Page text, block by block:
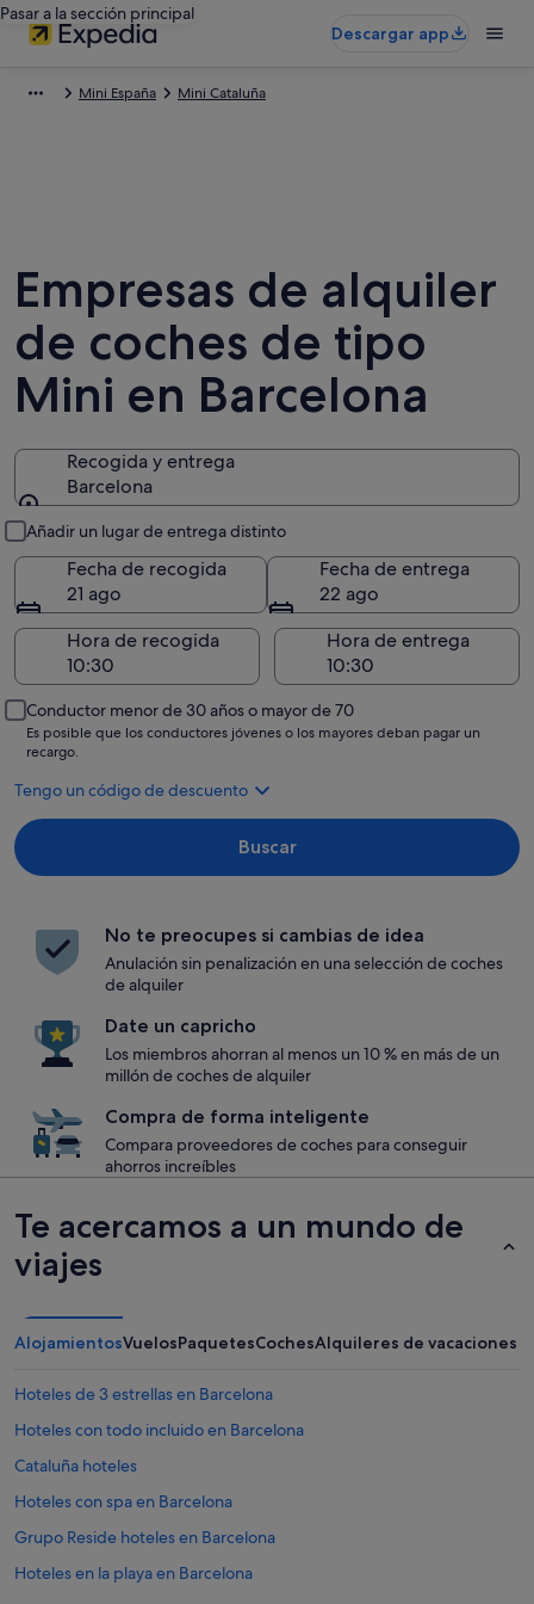
Pasar a la sección principal
Descargar app
Mini España Mini Cataluña
Empresas de alquiler
de coches de tipo
Mini en Barcelona
Recogida y entrega
Barcelona
Añadir un lugar de entrega distinto
Fecha de recogida
21 ago
Fecha de entrega
22 ago
Hora de recogida
Hora de entrega
Conductor menor de 30 años o mayor de 70
Es posible que los conductores jóvenes o los mayores deban pagar un
recargo.
Tengo un código de descuento
Buscar
No te preocupes si cambias de idea
Anulación sin penalización en una selección de coches
de alquiler
Date un capricho
Los miembros ahorran al menos un 10 % en más de un
millón de coches de alquiler
Compra de forma inteligente
Compara proveedores de coches para conseguir
ahorros increíbles
Te acercamos a un mundo de
viajes
AlojamientosVuelosPaquetesCochesAlquileres de vacaciones
Hoteles de 3 estrellas en Barcelona
Hoteles con todo incluido en Barcelona
Cataluña hoteles
Hoteles con spa en Barcelona
Grupo Reside hoteles en Barcelona
Hoteles en la playa en Barcelona